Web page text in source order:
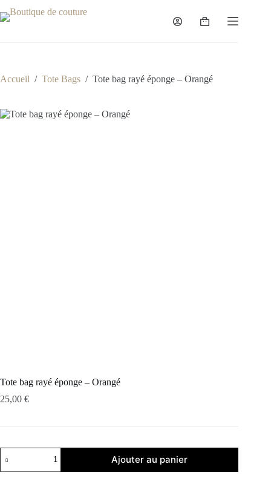
au
Panier
Accueil / Tote Bags / Tote bag rayé éponge – Orangé
Tote bag rayé éponge – Orangé
25,00 €
quantité
de
Tote
Ajouter au panier